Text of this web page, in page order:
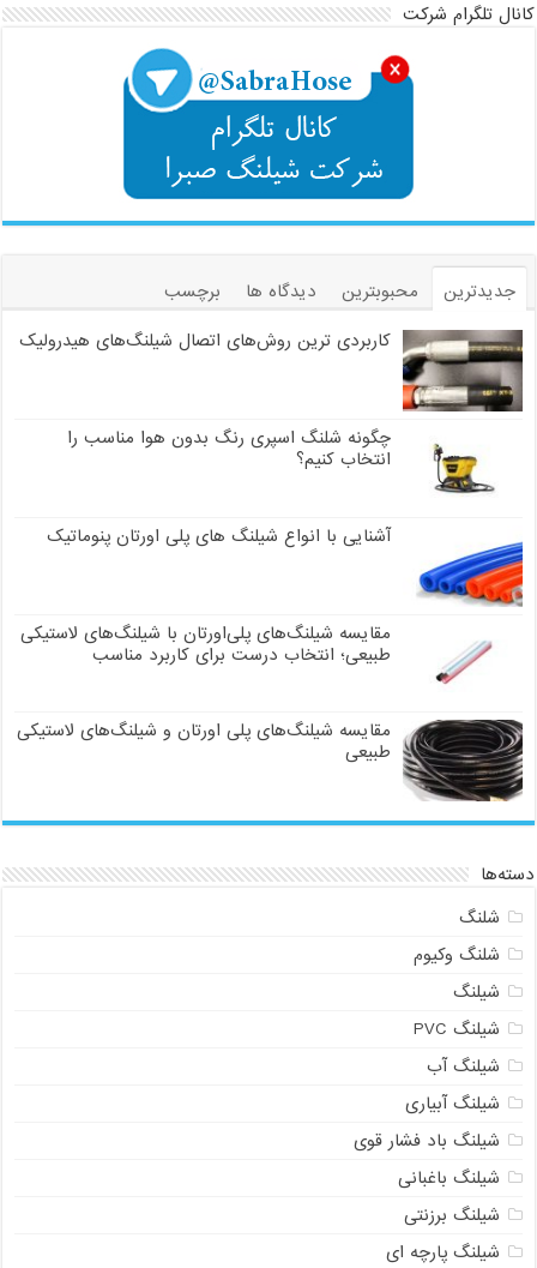
کانال تلگرام شرکت
جدیدترین محبوبترین دیدگاه ها
برچسب
کاربردی ترین روش‌های اتصال شیلنگ‌های هیدرولیک
چگونه شلنگ اسپری رنگ بدون هوا مناسب را
انتخاب کنیم؟
آشنایی با انواع شیلنگ های پلی اورتان پنوماتیک
مقایسه شیلنگ‌های پلی‌اورتان با شیلنگ‌های لاستیکی
طبیعی؛ انتخاب درست برای کاربرد مناسب
مقایسه شیلنگ‌های پلی اورتان و شیلنگ‌های لاستیکی
طبیعی
دسته‌ها
شلنگ
شلنگ وکیوم
شیلنگ
شیلنگ PVC
شیلنگ آب
شیلنگ آبیاری
شیلنگ باد فشار قوی
شیلنگ باغبانی
شیلنگ برزنتی
شیلنگ پارچه‌ ای